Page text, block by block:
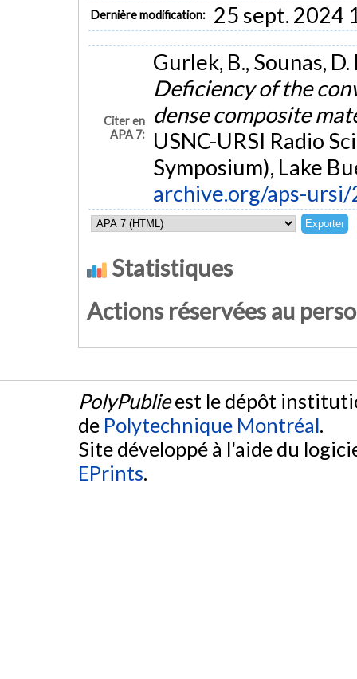
Dernière modification: 25 sept. 2024
Citer en
APA 7:
Gurlek, B., Sounas,
Deficiency of the
dense composite
USNC-URSI Radio
Symposium), Lake
archive.org/aps-
Statistiques
Actions réservées au
PolyPublieest le dépôt
de Polytechnique Montréal.
Site développé à l'aide du
EPrints.